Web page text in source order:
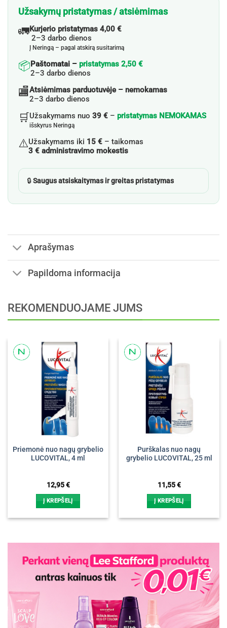
Užsakymų pristatymas / atsiėmimas
🚛Kurjerio pristatymas 4,00 €
2–3 darbo dienos
Į Neringą – pagal atskirą susitarimą
📦Paštomatai – pristatymas 2,50 €
2–3 darbo dienos
🏬Atsiėmimas parduotuvėje – nemokamas
2–3 darbo dienos
🛒Užsakymams nuo 39 € – pristatymas NEMOKAMAS
išskyrus Neringą
⚠️Užsakymams iki 15 € – taikomas
3 € administravimo mokestis
🔒Saugus atsiskaitymas ir greitas pristatymas
Aprašymas
Papildoma informacija
REKOMENDUOJAME JUMS
Priemonė nuo nagų grybelio
LUCOVITAL, 4 ml
12,95€
Į KREPŠELĮ
Purškalas nuo nagų
grybelio LUCOVITAL, 25 ml
11,55€
Į KREPŠELĮ